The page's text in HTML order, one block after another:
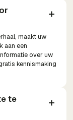
maakt uw
aan een
over uw
kennismaking
te